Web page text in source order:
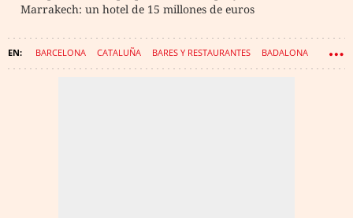
Marrakech: un hotel de 15 millones de euros
BARCELONA CATALUÑA BARES Y RESTAURANTES BADALONA